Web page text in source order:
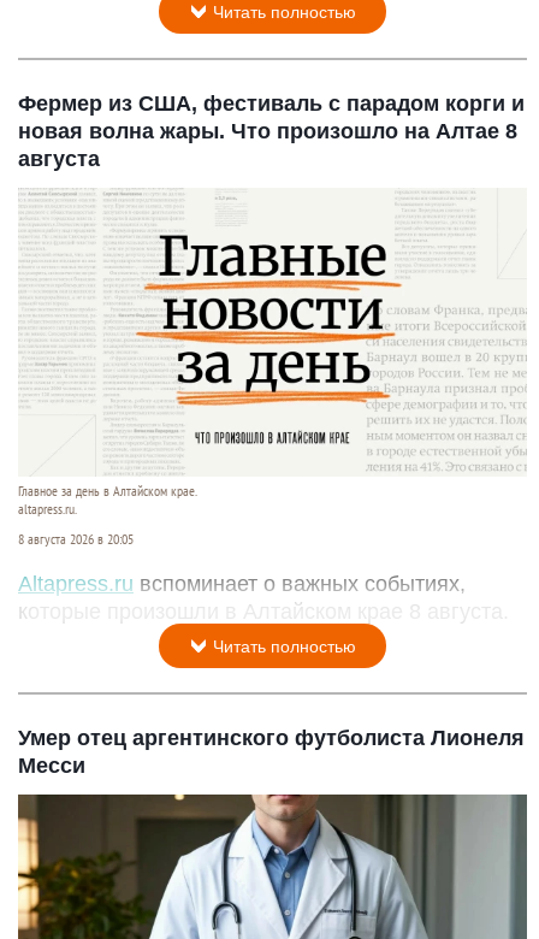
Читать полностью
Фермер из США, фестиваль с парадом корги и
новая волна жары. Что произошло на Алтае 8
августа
Главное за день в Алтайском крае.
altapress.ru.
8 августа 2026 в 20:05
Altapress.ru вспоминает о важных событиях,
которые произошли в Алтайском крае 8 августа.
Читать полностью
Умер отец аргентинского футболиста Лионеля
Месси